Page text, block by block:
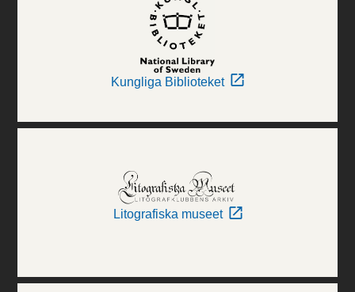
Kungliga Biblioteket
Litografiska museet